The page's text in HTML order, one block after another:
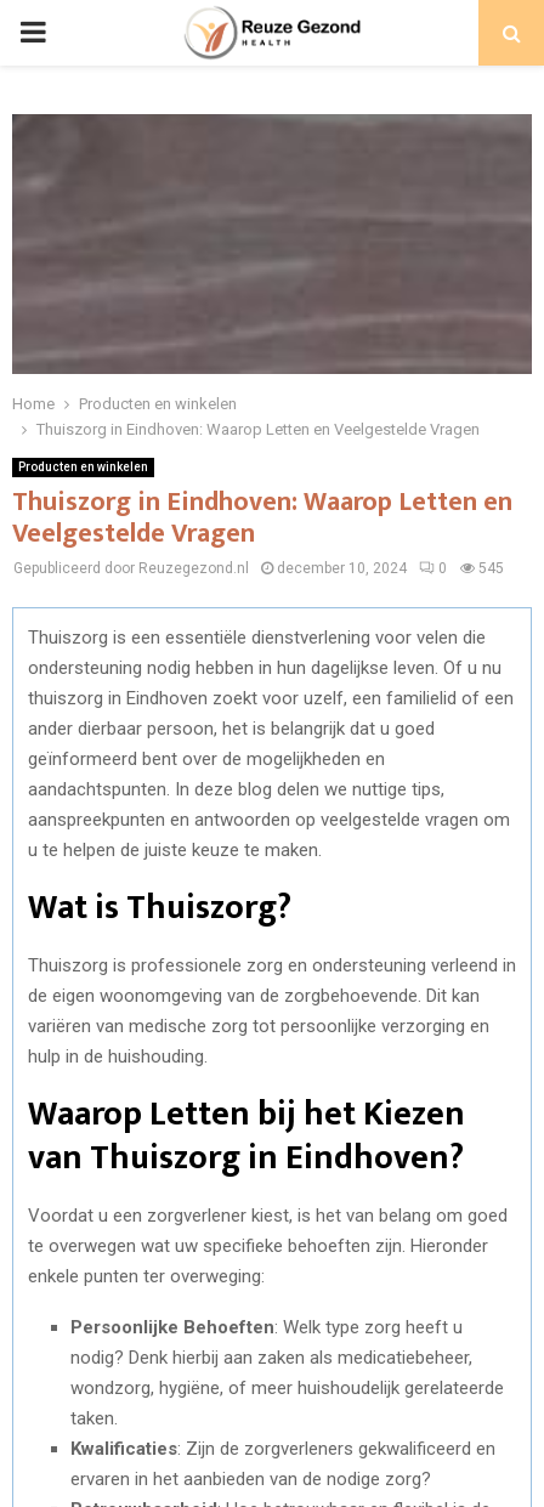
PRIMARY
Home
Producten en winkelen
Thuiszorg in Eindhoven: Waarop Letten en Veelgestelde Vragen
Producten en winkelen
Thuiszorg in Eindhoven: Waarop Letten en
Veelgestelde Vragen
Gepubliceerd door Reuzegezond.nl december 10, 2024 0 545
Thuiszorg is een essentiële dienstverlening voor velen die
ondersteuning nodig hebben in hun dagelijkse leven. Of u nu
thuiszorg in Eindhoven zoekt voor uzelf, een familielid of een
ander dierbaar persoon, het is belangrijk dat u goed
geïnformeerd bent over de mogelijkheden en
aandachtspunten. In deze blog delen we nuttige tips,
aanspreekpunten en antwoorden op veelgestelde vragen om
u te helpen de juiste keuze te maken.
Wat is Thuiszorg?
Thuiszorg is professionele zorg en ondersteuning verleend in
de eigen woonomgeving van de zorgbehoevende. Dit kan
variëren van medische zorg tot persoonlijke verzorging en
hulp in de huishouding.
Waarop Letten bij het Kiezen
van Thuiszorg in Eindhoven?
Voordat u een zorgverlener kiest, is het van belang om goed
te overwegen wat uw specifieke behoeften zijn. Hieronder
enkele punten ter overweging:
Persoonlijke Behoeften: Welk type zorg heeft u
nodig? Denk hierbij aan zaken als medicatiebeheer,
wondzorg, hygiëne, of meer huishoudelijk gerelateerde
taken.
Kwalificaties: Zijn de zorgverleners gekwalificeerd en
ervaren in het aanbieden van de nodige zorg?